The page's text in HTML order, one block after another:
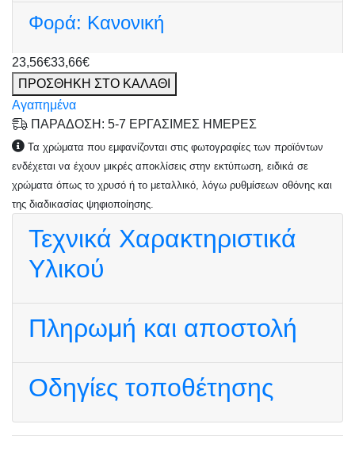
Φορά: Κανονική
23,56€33,66€
ΠΡΟΣΘΗΚΗ ΣΤΟ ΚΑΛΑΘΙ
Αγαπημένα
ΠΑΡΑΔΟΣΗ: 5-7 ΕΡΓΑΣΙΜΕΣ ΗΜΕΡΕΣ
Τα χρώματα που εμφανίζονται στις φωτογραφίες των προϊόντων
ενδέχεται να έχουν μικρές αποκλίσεις στην εκτύπωση, ειδικά σε
χρώματα όπως το χρυσό ή το μεταλλικό, λόγω ρυθμίσεων οθόνης και
της διαδικασίας ψηφιοποίησης.
Τεχνικά Χαρακτηριστικά
Υλικού
Πληρωμή και αποστολή
Οδηγίες τοποθέτησης